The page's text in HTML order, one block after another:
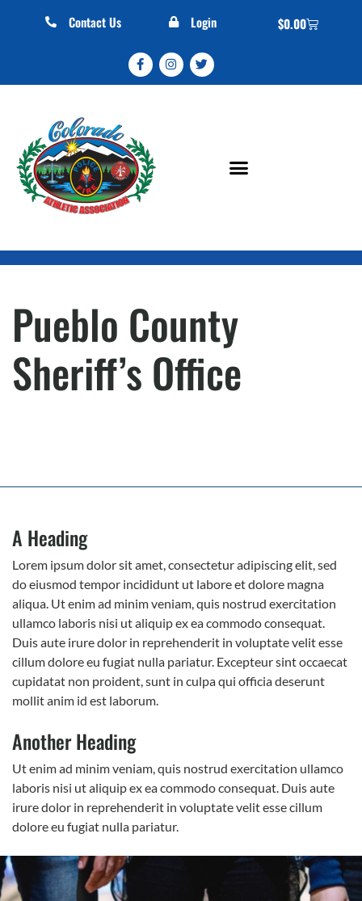
Contact Us Login $0.00
Pueblo County
Sheriff’s Office
A Heading
Lorem ipsum dolor sit amet, consectetur adipiscing elit, sed
do eiusmod tempor incididunt ut labore et dolore magna
aliqua. Ut enim ad minim veniam, quis nostrud exercitation
ullamco laboris nisi ut aliquip ex ea commodo consequat.
Duis aute irure dolor in reprehenderit in voluptate velit esse
cillum dolore eu fugiat nulla pariatur. Excepteur sint occaecat
cupidatat non proident, sunt in culpa qui officia deserunt
mollit anim id est laborum.
Another Heading
Ut enim ad minim veniam, quis nostrud exercitation ullamco
laboris nisi ut aliquip ex ea commodo consequat. Duis aute
irure dolor in reprehenderit in voluptate velit esse cillum
dolore eu fugiat nulla pariatur.